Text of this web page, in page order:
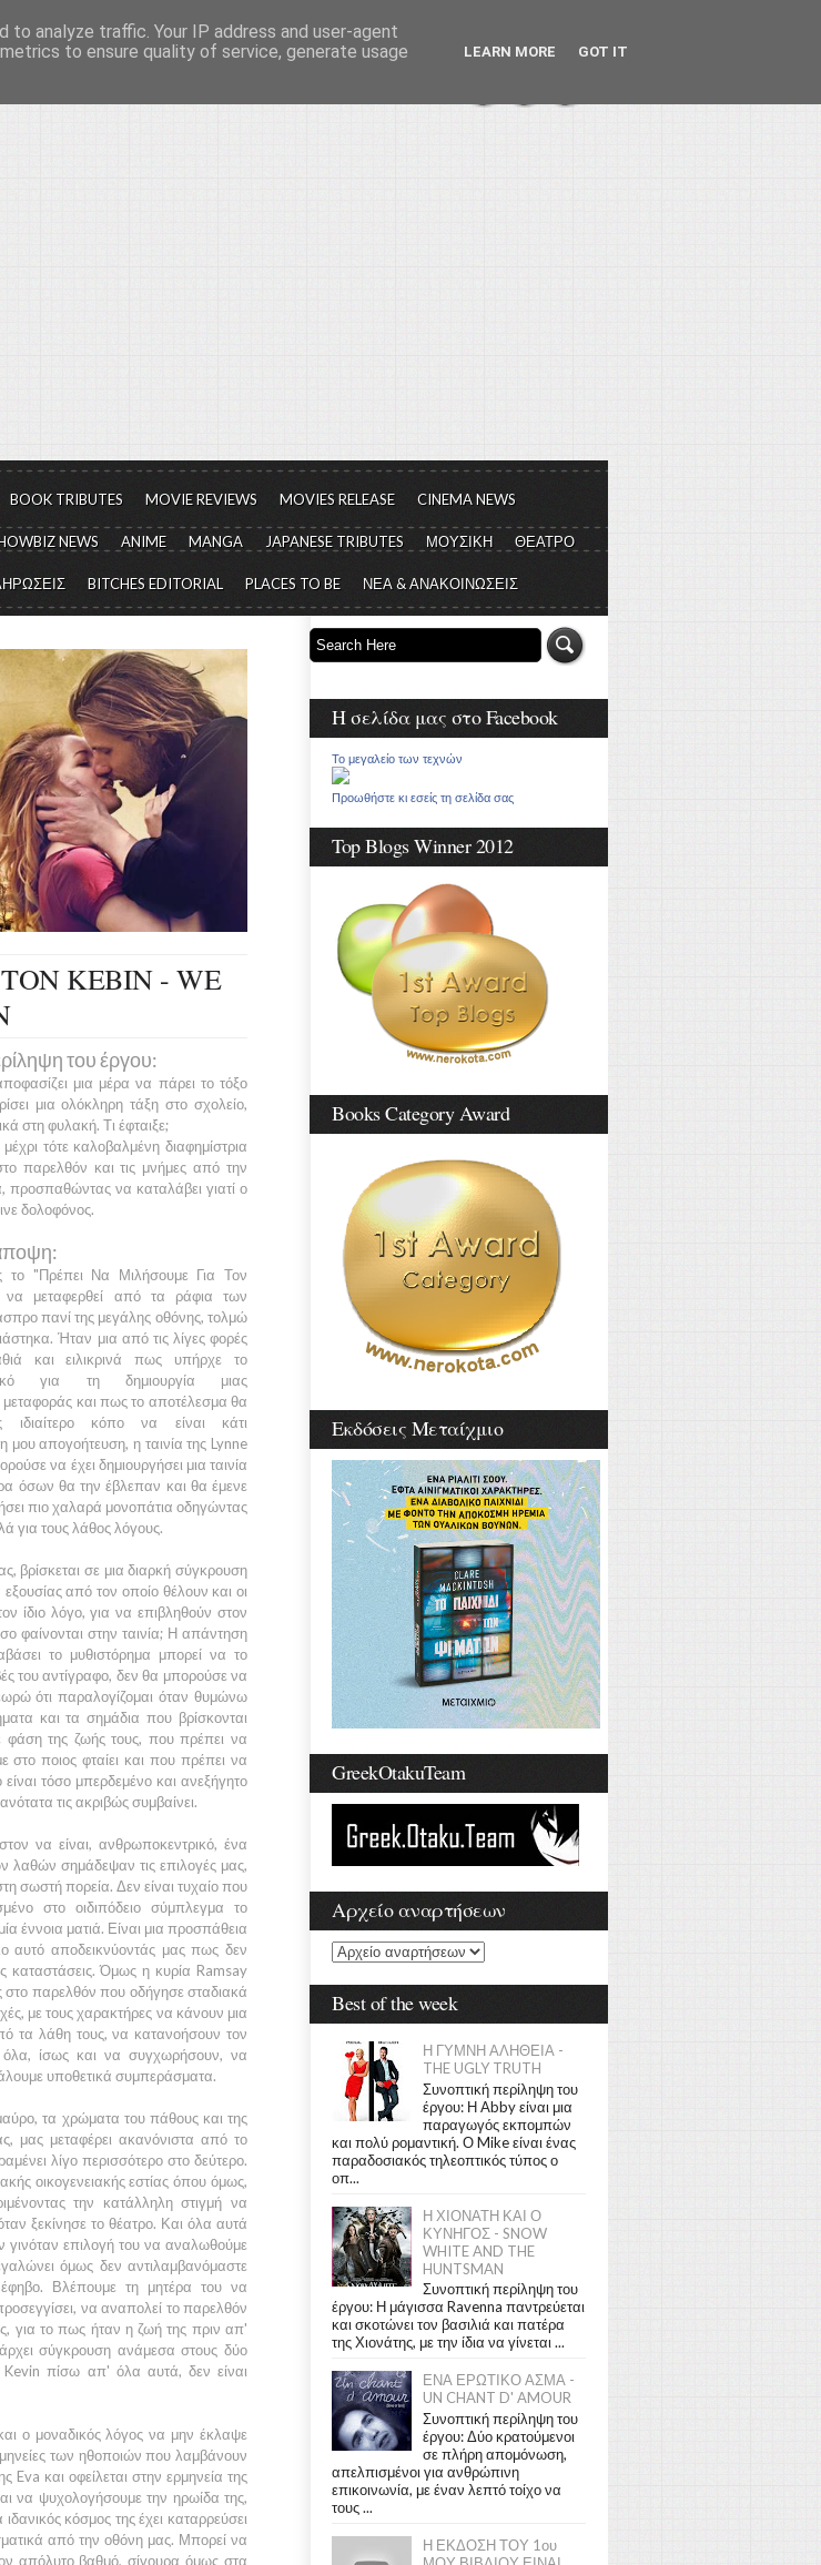
του μορφή και έκταση...
BOOK TRIBUTES MOVIE REVIEWS MOVIES RELEASE CINEMA NEWS
NEWS ANIME MANGA JAPANESE TRIBUTES ΜΟΥΣΙΚΗ ΘΕΑΤΡΟ
BITCHES EDITORIAL PLACES TO BE ΝΕΑ & ΑΝΑΚΟΙΝΩΣΕΙΣ
ΚΕΒΙΝ - WE
του έργου:
μια μέρα να πάρει το τόξο
μια ολόκληρη τάξη στο σχολείο,
στη φυλακή. Τι έφταιξε;
τότε καλοβαλμένη διαφημίστρια
παρελθόν και τις μνήμες από την
προσπαθώντας να καταλάβει γιατί ο
δολοφόνος.
το "Πρέπει Να Μιλήσουμε Για Τον
να μεταφερθεί από τα ράφια των
πανί της μεγάλης οθόνης, τολμώ
Ήταν μια από τις λίγες φορές
και ειλικρινά πως υπήρχε το
για τη δημιουργία μιας
μεταφοράς και πως το αποτέλεσμα θα
ιδιαίτερο κόπο να είναι κάτι
απογοήτευση, η ταινία της Lynne
να έχει δημιουργήσει μια ταινία
όσων θα την έβλεπαν και θα έμενε
πιο χαλαρά μονοπάτια οδηγώντας
για τους λάθος λόγους.
βρίσκεται σε μια διαρκή σύγκρουση
από τον οποίο θέλουν και οι
ίδιο λόγο, για να επιβληθούν στον
φαίνονται στην ταινία; Η απάντηση
το μυθιστόρημα μπορεί να το
του αντίγραφο, δεν θα μπορούσε να
ότι παραλογίζομαι όταν θυμώνω
και τα σημάδια που βρίσκονται
φάση της ζωής τους, που πρέπει να
ποιος φταίει και που πρέπει να
τόσο μπερδεμένο και ανεξήγητο
τις ακριβώς συμβαίνει.
να είναι, ανθρωποκεντρικό, ένα
λαθών σημάδεψαν τις επιλογές μας,
σωστή πορεία. Δεν είναι τυχαίο που
στο οιδιπόδειο σύμπλεγμα το
έννοια ματιά. Είναι μια προσπάθεια
αυτό αποδεικνύοντάς μας πως δεν
καταστάσεις. Όμως η κυρία Ramsay
στο παρελθόν που οδήγησε σταδιακά
με τους χαρακτήρες να κάνουν μια
τα λάθη τους, να κατανοήσουν τον
ίσως και να συγχωρήσουν, να
υποθετικά συμπεράσματα.
τα χρώματα του πάθους και της
μας μεταφέρει ακανόνιστα από το
λίγο περισσότερο στο δεύτερο.
οικογενειακής εστίας όπου όμως,
την κατάλληλη στιγμή να
ξεκίνησε το θέατρο. Και όλα αυτά
γινόταν επιλογή του να αναλωθούμε
όμως δεν αντιλαμβανόμαστε
Βλέπουμε τη μητέρα του να
να αναπολεί το παρελθόν
για το πως ήταν η ζωή της πριν απ'
σύγκρουση ανάμεσα στους δύο
Kevin πίσω απ' όλα αυτά, δεν είναι
ο μοναδικός λόγος να μην έκλαψε
των ηθοποιών που λαμβάνουν
Eva και οφείλεται στην ερμηνεία της
να ψυχολογήσουμε την ηρωίδα της,
κόσμος της έχει καταρρεύσει
από την οθόνη μας. Μπορεί να
απόλυτο βαθμό, σίγουρα όμως στα
Η σελίδα μας στο Facebook
Το μεγαλείο των τεχνών
Προωθήστε κι εσείς τη σελίδα σας
Top Blogs Winner 2012
Books Category Award
Εκδόσεις Μεταίχμιο
GreekOtakuTeam
Αρχείο αναρτήσεων
Best of the week
Η ΓΥΜΝΗ ΑΛΗΘΕΙΑ -
THE UGLY TRUTH
Συνοπτική περίληψη του
έργου: Η Abby είναι μια
παραγωγός εκπομπών
και πολύ ρομαντική. Ο Mike είναι ένας
παραδοσιακός τηλεοπτικός τύπος ο
οπ...
Η ΧΙΟΝΑΤΗ ΚΑΙ Ο
ΚΥΝΗΓΟΣ - SNOW
WHITE AND THE
HUNTSMAN
Συνοπτική περίληψη του
έργου: Η μάγισσα Ravenna παντρεύεται
και σκοτώνει τον βασιλιά και πατέρα
της Χιονάτης, με την ίδια να γίνεται ...
ΕΝΑ ΕΡΩΤΙΚΟ ΑΣΜΑ -
UN CHANT D' AMOUR
Συνοπτική περίληψη του
έργου: Δύο κρατούμενοι
σε πλήρη απομόνωση,
απελπισμένοι για ανθρώπινη
επικοινωνία, με έναν λεπτό τοίχο να
τους ...
Η ΕΚΔΟΣΗ ΤΟΥ 1ου
analyze traffic. Your IP address and user-agent
to ensure quality of service, generate usage
LEARN MORE GOT IT